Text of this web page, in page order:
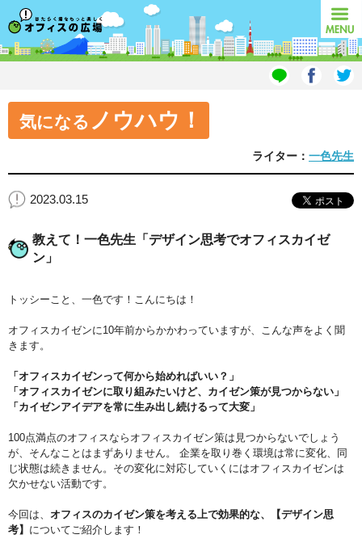
オフィスの広場 MENU
気になる ノウハウ！
ライター： 一色先生
2023.03.15
教えて！一色先生「デザイン思考でオフィスカイゼ
ン」
トッシーこと、一色です！こんにちは！
オフィスカイゼンに10年前からかかわっていますが、こんな声をよく聞
きます。
「オフィスカイゼンって何から始めればいい？」
「オフィスカイゼンに取り組みたいけど、カイゼン策が見つからない」
「カイゼンアイデアを常に生み出し続けるって大変」
100点満点のオフィスならオフィスカイゼン策は見つからないでしょう
が、そんなことはまずありません。 企業を取り巻く環境は常に変化、同
じ状態は続きません。その変化に対応していくにはオフィスカイゼンは
欠かせない活動です。
今回は、 オフィスのカイゼン策を考える上で効果的な、【デザイン思
考】 についてご紹介します！